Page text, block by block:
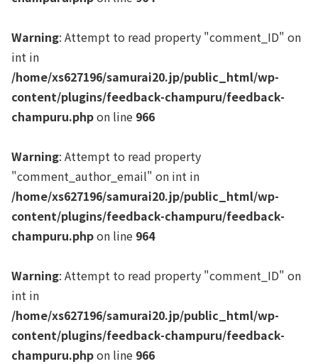
Warning: Attempt to read property "comment_ID" on
int in
/home/xs627196/samurai20.jp/public_html/wp-
content/plugins/feedback-champuru/feedback-
champuru.phpon line 966
Warning: Attempt to read property
"comment_author_email" on int in
/home/xs627196/samurai20.jp/public_html/wp-
content/plugins/feedback-champuru/feedback-
champuru.phpon line 964
Warning: Attempt to read property "comment_ID" on
int in
/home/xs627196/samurai20.jp/public_html/wp-
content/plugins/feedback-champuru/feedback-
champuru.phpon line 966